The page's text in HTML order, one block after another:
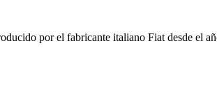
por el fabricante italiano Fiat desde el